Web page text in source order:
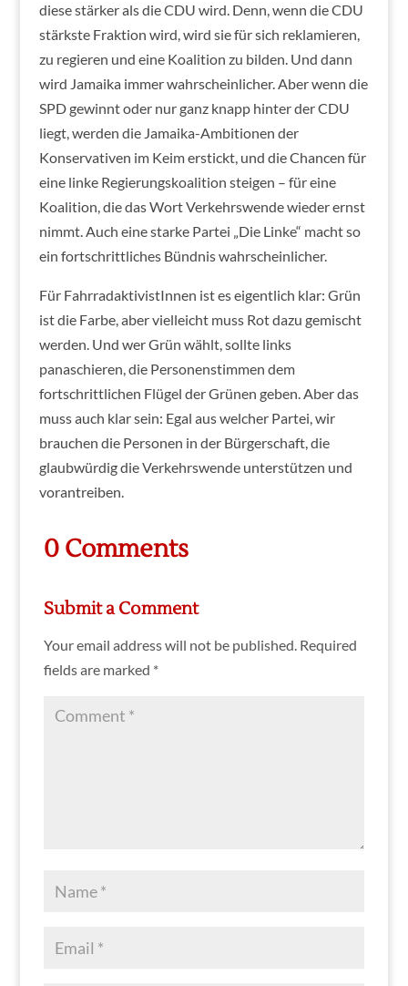
diese stärker als die CDU wird. Denn, wenn die CDU
stärkste Fraktion wird, wird sie für sich reklamieren,
zu regieren und eine Koalition zu bilden. Und dann
wird Jamaika immer wahrscheinlicher. Aber wenn die
SPD gewinnt oder nur ganz knapp hinter der CDU
liegt, werden die Jamaika-Ambitionen der
Konservativen im Keim erstickt, und die Chancen für
eine linke Regierungskoalition steigen – für eine
Koalition, die das Wort Verkehrswende wieder ernst
nimmt. Auch eine starke Partei „Die Linke“ macht so
ein fortschrittliches Bündnis wahrscheinlicher.
Für FahrradaktivistInnen ist es eigentlich klar: Grün
ist die Farbe, aber vielleicht muss Rot dazu gemischt
werden. Und wer Grün wählt, sollte links
panaschieren, die Personenstimmen dem
fortschrittlichen Flügel der Grünen geben. Aber das
muss auch klar sein: Egal aus welcher Partei, wir
brauchen die Personen in der Bürgerschaft, die
glaubwürdig die Verkehrswende unterstützen und
vorantreiben.
0 Comments
Submit a Comment
Your email address will not be published. Required
fields are marked *